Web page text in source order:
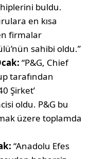
buldu.
en kısa
firmalar
sahibi oldu.”
“P&G, Chief
tarafından
Şirket’
oldu. P&G bu
üzere toplamda
“Anadolu Efes